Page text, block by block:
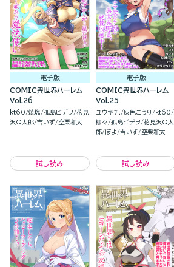
電子版
COMIC異世界ハーレム
Vol.26
kt60 焼塩 孤島ビデヲ 花見
沢Q太郎 吉いず 空栗和太
試し読み
電子版
COMIC異世界ハーレム
Vol.25
ユウキチ. 灰色こうり
kt60
柳々 孤島ビデヲ 花見沢Q太
郎 ぽよ 吉いず 空栗和太
試し読み